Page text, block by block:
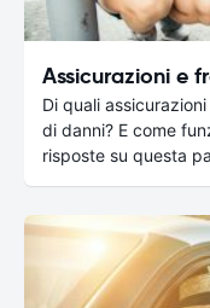
Assicurazioni e
Di quali
di danni? E come
risposte su questa